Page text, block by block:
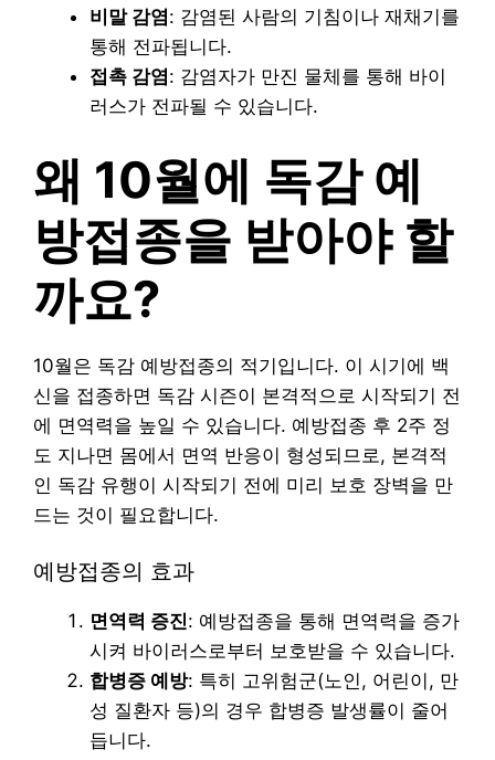
비말 감염: 감염된 사람의 기침이나 재채기를
통해 전파됩니다.
접촉 감염: 감염자가 만진 물체를 통해 바이
러스가 전파될 수 있습니다.
왜 10월에 독감 예
방접종을 받아야 할
까요?
10월은 독감 예방접종의 적기입니다. 이 시기에 백
신을 접종하면 독감 시즌이 본격적으로 시작되기 전
에 면역력을 높일 수 있습니다. 예방접종 후 2주 정
도 지나면 몸에서 면역 반응이 형성되므로, 본격적
인 독감 유행이 시작되기 전에 미리 보호 장벽을 만
드는 것이 필요합니다.
예방접종의 효과
면역력 증진: 예방접종을 통해 면역력을 증가
시켜 바이러스로부터 보호받을 수 있습니다.
합병증 예방: 특히 고위험군(노인, 어린이, 만
성 질환자 등)의 경우 합병증 발생률이 줄어
듭니다.